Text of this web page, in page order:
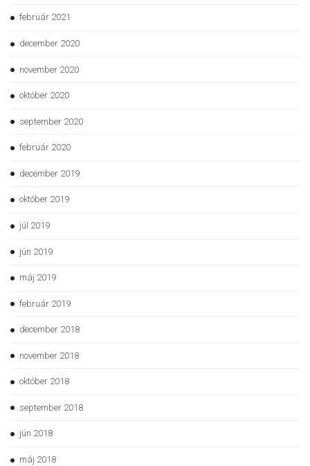
február 2021
december 2020
november 2020
október 2020
september 2020
február 2020
december 2019
október 2019
júl 2019
jún 2019
máj 2019
február 2019
december 2018
november 2018
október 2018
september 2018
jún 2018
máj 2018